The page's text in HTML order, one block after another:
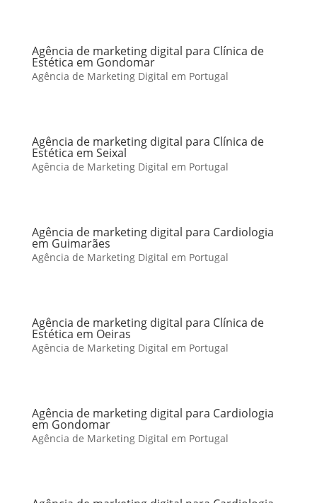
Agência de marketing digital para Clínica de
Estética em Gondomar
Agência de Marketing Digital em Portugal
Agência de marketing digital para Clínica de
Estética em Seixal
Agência de Marketing Digital em Portugal
Agência de marketing digital para Cardiologia
em Guimarães
Agência de Marketing Digital em Portugal
Agência de marketing digital para Clínica de
Estética em Oeiras
Agência de Marketing Digital em Portugal
Agência de marketing digital para Cardiologia
em Gondomar
Agência de Marketing Digital em Portugal